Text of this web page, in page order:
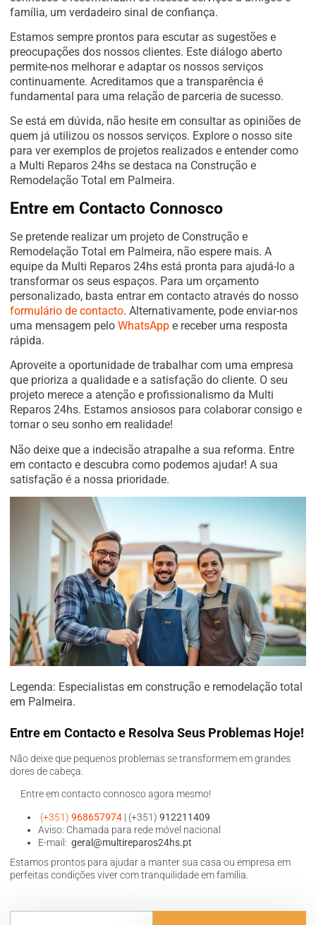
família, um verdadeiro sinal de confiança.
Estamos sempre prontos para escutar as sugestões e
preocupações dos nossos clientes. Este diálogo aberto
permite-nos melhorar e adaptar os nossos serviços
continuamente. Acreditamos que a transparência é
fundamental para uma relação de parceria de sucesso.
Se está em dúvida, não hesite em consultar as opiniões de
quem já utilizou os nossos serviços. Explore o nosso site
para ver exemplos de projetos realizados e entender como
a Multi Reparos 24hs se destaca na Construção e
Remodelação Total em Palmeira.
Entre em Contacto Connosco
Se pretende realizar um projeto de Construção e
Remodelação Total em Palmeira, não espere mais. A
equipe da Multi Reparos 24hs está pronta para ajudá-lo a
transformar os seus espaços. Para um orçamento
personalizado, basta entrar em contacto através do nosso
formulário de contacto. Alternativamente, pode enviar-nos
uma mensagem pelo WhatsApp e receber uma resposta
rápida.
Aproveite a oportunidade de trabalhar com uma empresa
que prioriza a qualidade e a satisfação do cliente. O seu
projeto merece a atenção e profissionalismo da Multi
Reparos 24hs. Estamos ansiosos para colaborar consigo e
tornar o seu sonho em realidade!
Não deixe que a indecisão atrapalhe a sua reforma. Entre
em contacto e descubra como podemos ajudar! A sua
satisfação é a nossa prioridade.
Legenda: Especialistas em construção e remodelação total
em Palmeira.
Entre em Contacto e Resolva Seus Problemas Hoje!
Não deixe que pequenos problemas se transformem em grandes
dores de cabeça.
Entre em contacto connosco agora mesmo!
(+351) 968657974 | (+351) 912211409
Aviso: Chamada para rede móvel nacional
E-mail: geral@multireparos24hs.pt
Estamos prontos para ajudar a manter sua casa ou empresa em
perfeitas condições viver com tranquilidade em família.